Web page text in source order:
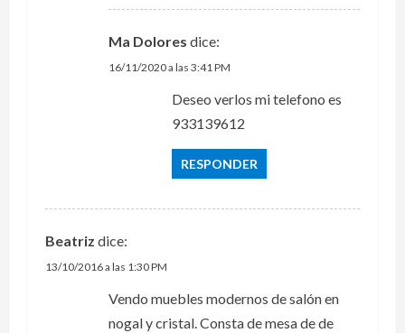
Ma Dolores dice:
16/11/2020 a las 3:41 PM
Deseo verlos mi telefono es
933139612
RESPONDER
Beatriz dice:
13/10/2016 a las 1:30 PM
Vendo muebles modernos de salón en
nogal y cristal. Consta de mesa de de